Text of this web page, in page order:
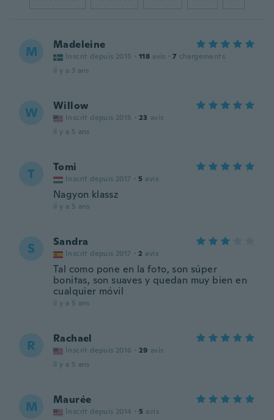
M Madeleine
Inscrit depuis 2015 · 118 avis · 7 chargements
il y a 3 ans
W Willow
Inscrit depuis 2015 · 23 avis
il y a 5 ans
T Tomi
Inscrit depuis 2017 · 5 avis
Nagyon klassz
il y a 5 ans
S Sandra
Inscrit depuis 2017 · 2 avis
Tal como pone en la foto, son súper
bonitas, son suaves y quedan muy bien en
cualquier móvil
il y a 5 ans
R Rachael
Inscrit depuis 2016 · 29 avis
il y a 5 ans
M Maurée
Inscrit depuis 2014 · 5 avis